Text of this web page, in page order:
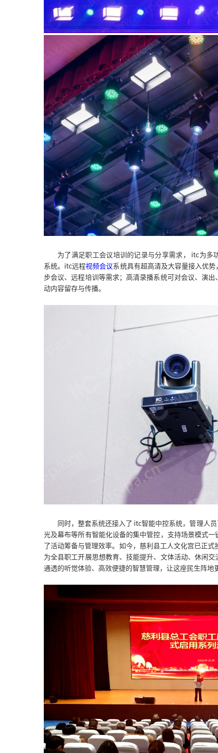
为了满足职工会议培训的记录与分享需求， itc为多
系统。itc远程视频会议系统具有超高清及大容量接入优
步会议、远程培训等需求；高清录播系统可对会议、演
动内容留存与传播。
同时，整套系统还接入了 itc智能中控系统，管理人
光及幕布等所有智能化设备的集中管控，支持场景模式
了活动筹备与管理效率。如今，慈利县工人文化宫已正
为全县职工开展思想教育、技能提升、文体活动、休闲
通透的听觉体验、高效便捷的智慧管理，让这座民生阵地